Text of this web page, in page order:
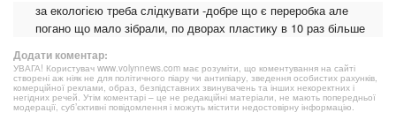
за екологією треба слідкувати -добре що є переробка але
погано що мало зібрали, по дворах пластику в 10 раз більше
Додати коментар:
УВАГА! Користувач www.volynnews.com має розуміти, що коментування на сайті
створені аж ніяк не для політичного піару чи антипіару, зведення особистих рахунків,
комерційної реклами, образ, безпідставних звинувачень та інших некоректних і
негідних речей. Утім коментарі – це не редакційні матеріали, не мають попередньої
модерації, суб’єктивні повідомлення і можуть містити недостовірну інформацію.